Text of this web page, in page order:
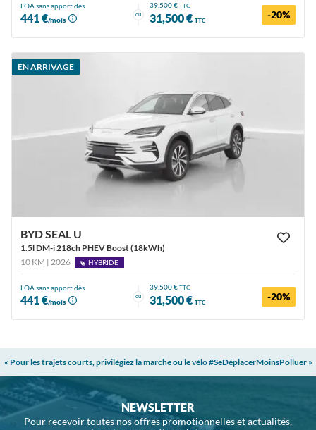
LOA sans apport dès
441 €/mois
ou
39,500 €TTC
31,500 € TTC -20%
EN ARRIVAGE
BYD SEAL U
1.5l DM-i 218ch PHEV Boost (18kWh)
10 KM | 2026
HYBRIDE
LOA sans apport dès
441 €/mois
ou
39,500 €TTC
31,500 € TTC -20%
« Pour les trajets courts, privilégiez la marche ou le vélo #SeDéplacerMoinsPolluer »
NEWSLETTER
Pour recevoir toutes nos offres promotionnelles et actualités,